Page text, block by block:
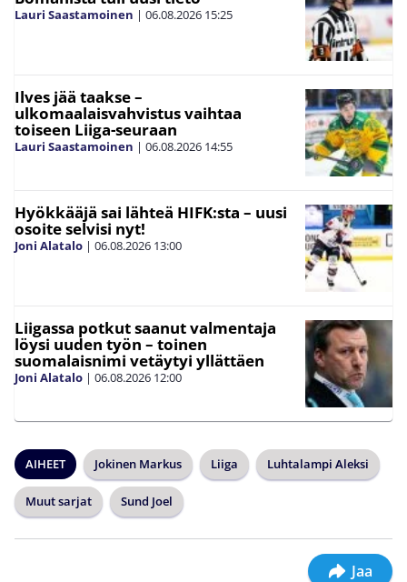
Lauri Saastamoinen | 06.08.2026 15:25
Ilves jää taakse –
ulkomaalaisvahvistus vaihtaa
toiseen Liiga-seuraan
Lauri Saastamoinen | 06.08.2026 14:55
Hyökkääjä sai lähteä HIFK:sta – uusi
osoite selvisi nyt!
Joni Alatalo | 06.08.2026 13:00
Liigassa potkut saanut valmentaja
löysi uuden työn – toinen
suomalaisnimi vetäytyi yllättäen
Joni Alatalo | 06.08.2026 12:00
AIHEET Jokinen Markus Liiga Luhtalampi Aleksi
Muut sarjat Sund Joel
Jaa